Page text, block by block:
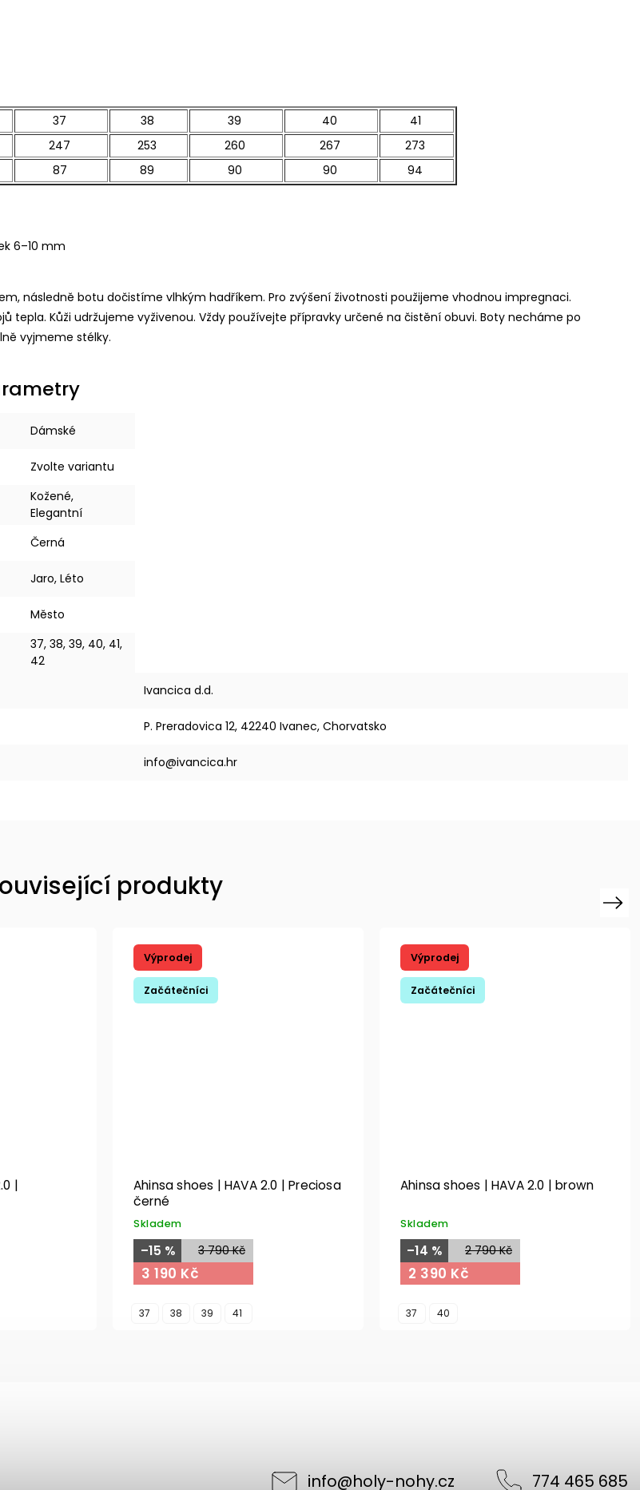
37 38 39 40
41
247 253 260 267
273
87 89 90 90 94
6–10 mm
následně botu dočistíme vlhkým hadříkem. Pro zvýšení životnosti použijeme vhodnou impregnaci.
tepla. Kůži udržujeme vyživenou. Vždy používejte přípravky určené na čistění obuvi. Boty necháme po
vyjmeme stélky.
Dámské
Zvolte variantu
Kožené,
Elegantní
Černá
Jaro, Léto
Město
37, 38, 39, 40, 41,
42
Ivancica d.d.
P. Preradovica 12, 42240 Ivanec, Chorvatsko
info@ivancica.hr
produkty
|
Výprodej
Začátečníci
Ahinsa shoes | HAVA 2.0 | Preciosa
černé
Skladem
3 790 Kč
–15 %
3 190 Kč
37 38 39 41
Výprodej
Začátečníci
Ahinsa shoes | HAVA 2.0 | brown
Skladem
2 790 Kč
–14 %
2 390 Kč
37 40
Next
info@holy-nohy.cz 774 465 685